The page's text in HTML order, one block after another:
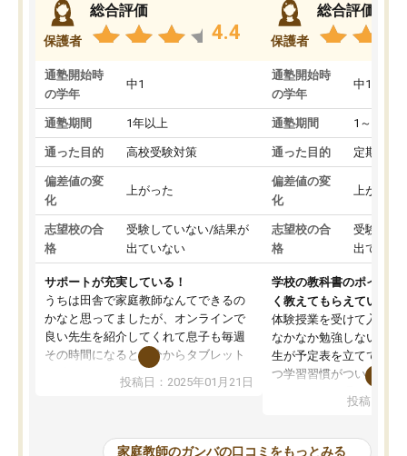
保護者
総合評価
4.4
通塾開始時
の学年
中1
通塾期間 1年以上
通った目的 高校受験対策
偏差値の変
化
上がった
志望校の合
格
受験していない/結果が
出ていない
サポートが充実している！
うちは田舎で家庭教師なんてできるの
かなと思ってましたが、オンラインで
良い先生を紹介してくれて息子も毎週
その時間になると自分からタブレット
を開いてzoomを繋げるようになりまし
た！5科目なんでもOKなのもとても気
めて1年ほどだった今では平均点以上の
投稿日：2025年01月21日
保護者
総合評価
通塾開始時
の学年
中1
通塾期間 1～3ヵ月
通った目的 定期テス
偏差値の変
化
上がった
志望校の合
格
受験して
出ていな
学校の教科書のポイント
く教えてもらえている
体験授業を受けて入塾し
なかなか勉強しない息子
生が予定表を立ててくれ
つ学習習慣がついてきま
指導が無い日も予定表
問できるのでとても助か
投稿日：
家庭教師のガンバの口コミをもっとみる